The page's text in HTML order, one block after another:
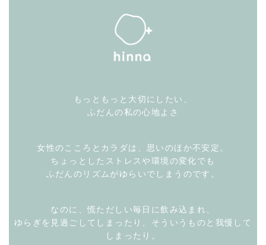
もっともっと大切にしたい、
ふだんの私の心地よさ
女性のこころとカラダは、思いのほか不安定。
ちょっとしたストレスや環境の変化でも
ふだんのリズムがゆらいでしまうのです。
なのに、慌ただしい毎日に飲み込まれ、
ゆらぎを見過ごしてしまったり、そういうものと我慢して
しまったり。